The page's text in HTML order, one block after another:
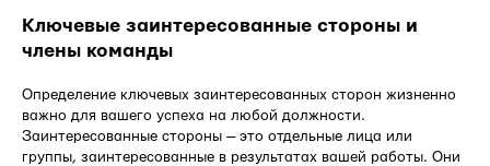
Ключевые заинтересованные стороны и
члены команды
Определение ключевых заинтересованных сторон жизненно
важно для вашего успеха на любой должности.
Заинтересованные стороны — это отдельные лица или
группы, заинтересованные в результатах вашей работы. Они